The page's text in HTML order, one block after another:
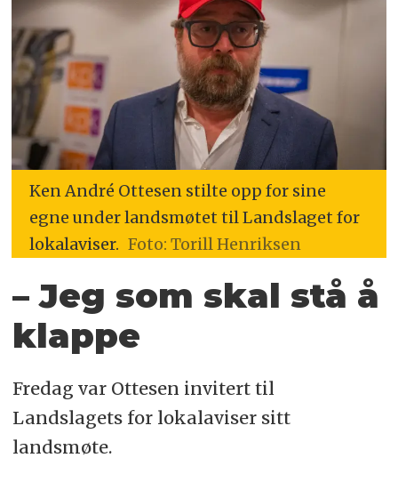
Ken André Ottesen stilte opp for sine
egne under landsmøtet til Landslaget for
lokalaviser. Foto: Torill Henriksen
– Jeg som skal stå å
klappe
Fredag var Ottesen invitert til
Landslagets for lokalaviser sitt
landsmøte.